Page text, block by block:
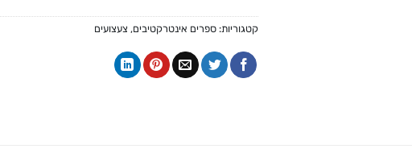
קטגוריות: ספרים אינטרקטיבים, צעצועים